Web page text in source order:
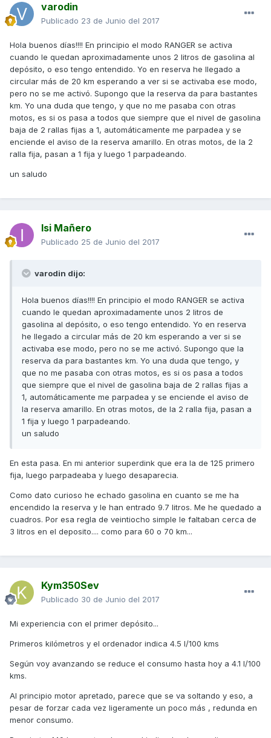
varodin
Publicado 23 de Junio del 2017
Hola buenos días!!!! En principio el modo RANGER se activa
cuando le quedan aproximadamente unos 2 litros de gasolina al
depósito, o eso tengo entendido. Yo en reserva he llegado a
circular más de 20 km esperando a ver si se activaba ese modo,
pero no se me activó. Supongo que la reserva da para bastantes
km. Yo una duda que tengo, y que no me pasaba con otras
motos, es si os pasa a todos que siempre que el nivel de gasolina
baja de 2 rallas fijas a 1, automáticamente me parpadea y se
enciende el aviso de la reserva amarillo. En otras motos, de la 2
ralla fija, pasan a 1 fija y luego 1 parpadeando.
un saludo
Isi Mañero
Publicado 25 de Junio del 2017
varodin dijo:
Hola buenos días!!!! En principio el modo RANGER se activa
cuando le quedan aproximadamente unos 2 litros de
gasolina al depósito, o eso tengo entendido. Yo en reserva
he llegado a circular más de 20 km esperando a ver si se
activaba ese modo, pero no se me activó. Supongo que la
reserva da para bastantes km. Yo una duda que tengo, y
que no me pasaba con otras motos, es si os pasa a todos
que siempre que el nivel de gasolina baja de 2 rallas fijas a
1, automáticamente me parpadea y se enciende el aviso de
la reserva amarillo. En otras motos, de la 2 ralla fija, pasan a
1 fija y luego 1 parpadeando.
un saludo
En esta pasa. En mi anterior superdink que era la de 125 primero
fija, luego parpadeaba y luego desaparecia.
Como dato curioso he echado gasolina en cuanto se me ha
encendido la reserva y le han entrado 9.7 litros. Me he quedado a
cuadros. Por esa regla de veintiocho simple le faltaban cerca de
3 litros en el deposito.... como para 60 o 70 km...
Kym350Sev
Publicado 30 de Junio del 2017
Mi experiencia con el primer depósito...
Primeros kilómetros y el ordenador indica 4.5 l/100 kms
Según voy avanzando se reduce el consumo hasta hoy a 4.1 l/100
kms.
Al principio motor apretado, parece que se va soltando y eso, a
pesar de forzar cada vez ligeramente un poco más , redunda en
menor consumo.